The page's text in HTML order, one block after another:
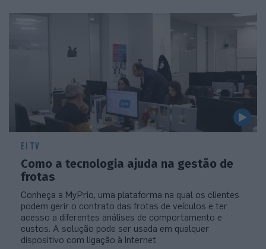
EI TV
Como a tecnologia ajuda na gestão de
frotas
Conheça a MyPrio, uma plataforma na qual os clientes
podem gerir o contrato das frotas de veículos e ter
acesso a diferentes análises de comportamento e
custos. A solução pode ser usada em qualquer
dispositivo com ligação à Internet